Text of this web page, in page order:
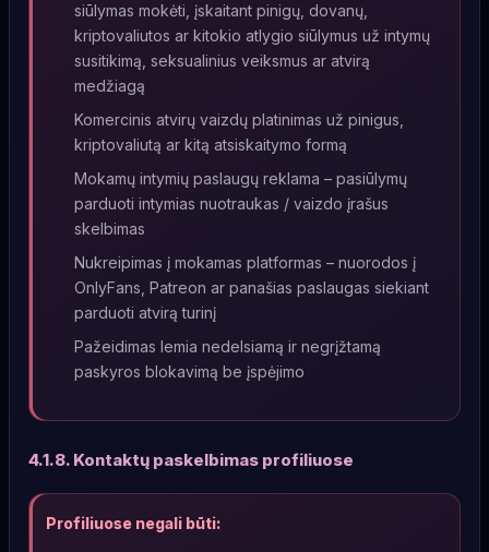
siūlymas mokėti, įskaitant pinigų, dovanų,
kriptovaliutos ar kitokio atlygio siūlymus už intymų
susitikimą, seksualinius veiksmus ar atvirą
medžiagą
Komercinis atvirų vaizdų platinimas už pinigus,
kriptovaliutą ar kitą atsiskaitymo formą
Mokamų intymių paslaugų reklama – pasiūlymų
parduoti intymias nuotraukas / vaizdo įrašus
skelbimas
Nukreipimas į mokamas platformas – nuorodos į
OnlyFans, Patreon ar panašias paslaugas siekiant
parduoti atvirą turinį
Pažeidimas lemia nedelsiamą ir negrįžtamą
paskyros blokavimą be įspėjimo
4.1.8. Kontaktų paskelbimas profiliuose
Profiliuose negali būti: